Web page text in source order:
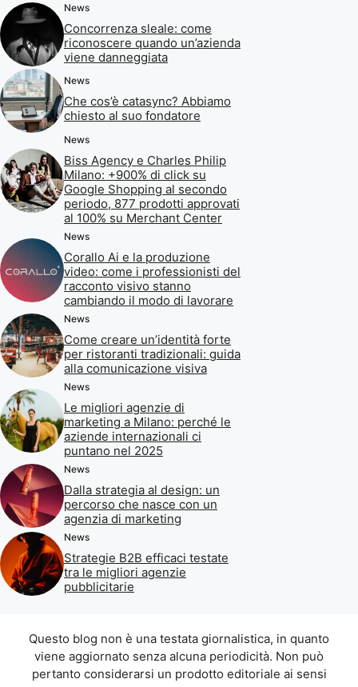
News
Concorrenza sleale: come
riconoscere quando un’azienda
viene danneggiata
News
Che cos’è catasync? Abbiamo
chiesto al suo fondatore
News
Biss Agency e Charles Philip
Milano: +900% di click su
Google Shopping al secondo
periodo, 877 prodotti approvati
al 100% su Merchant Center
News
Corallo Ai e la produzione
video: come i professionisti del
racconto visivo stanno
cambiando il modo di lavorare
News
Come creare un’identità forte
per ristoranti tradizionali: guida
alla comunicazione visiva
News
Le migliori agenzie di
marketing a Milano: perché le
aziende internazionali ci
puntano nel 2025
News
Dalla strategia al design: un
percorso che nasce con un
agenzia di marketing
News
Strategie B2B efficaci testate
tra le migliori agenzie
pubblicitarie
Questo blog non è una testata giornalistica, in quanto
viene aggiornato senza alcuna periodicità. Non può
pertanto considerarsi un prodotto editoriale ai sensi